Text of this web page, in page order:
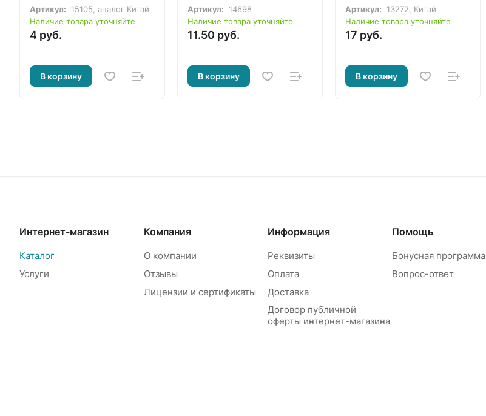
Husqvarna 143R
Артикул:
15105, аналог Китай
Наличие товара уточняйте
4 руб.
В корзину
Артикул:
14698
Наличие товара уточняйте
11.50 руб.
В корзину
143 R
Артикул:
13272, Китай
Наличие товара уточняйте
17 руб.
В корзину
Интернет-магазин
Каталог
Услуги
Компания
О компании
Отзывы
Лицензии и сертификаты
Информация
Реквизиты
Оплата
Доставка
Договор публичной
оферты интернет-магазина
Помощь
Бонусная программа
Вопрос-ответ